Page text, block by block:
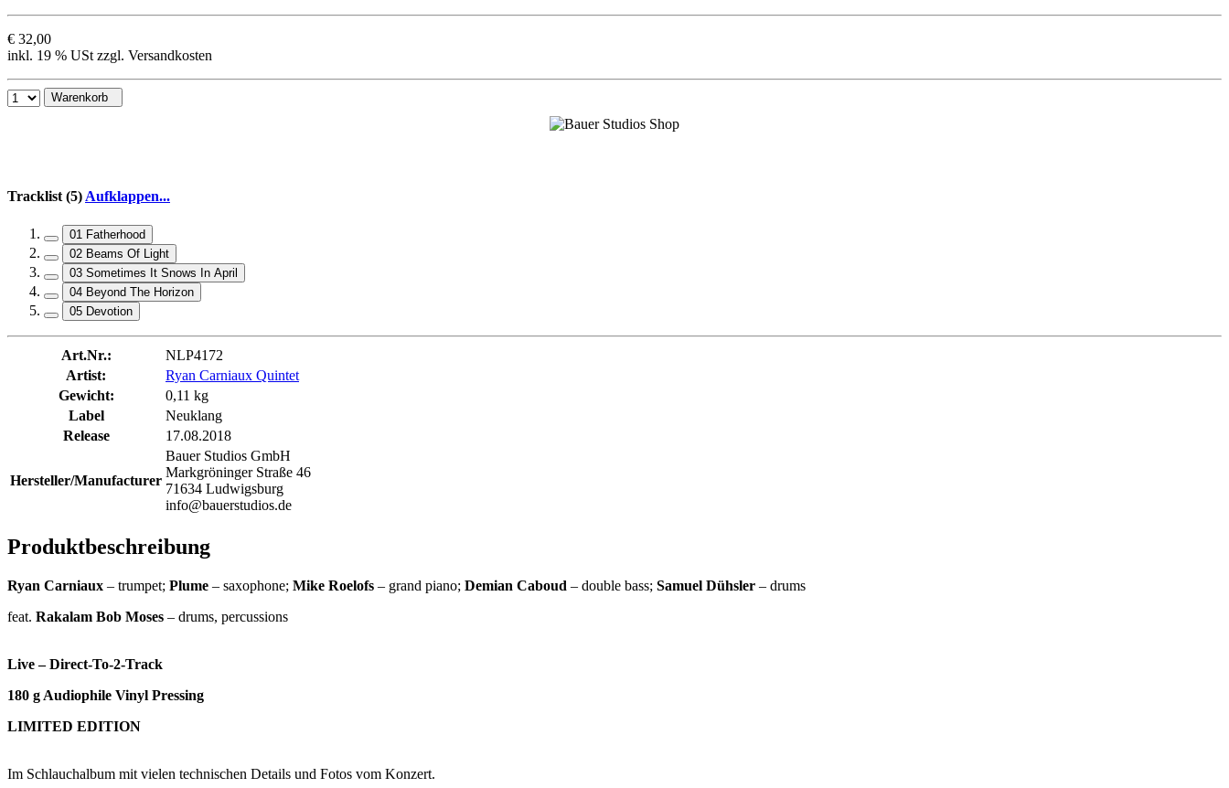
€ 32,00
inkl. 19 % USt zzgl. Versandkosten
Warenkorb
Tracklist (5)Aufklappen...
01 Fatherhood
02 Beams Of Light
03 Sometimes It Snows In April
04 Beyond The Horizon
05 Devotion
Art.Nr.:
NLP4172
Artist:
Ryan Carniaux Quintet
Gewicht:
0,11 kg
Label
Neuklang
Release
17.08.2018
Hersteller/Manufacturer
Bauer Studios GmbH
Markgröninger Straße 46
71634 Ludwigsburg
info@bauerstudios.de
Produktbeschreibung
Ryan Carniaux – trumpet; Plume – saxophone; Mike Roelofs – grand piano; Demian Caboud – double bass; Samuel Dühsler – drums
feat. Rakalam Bob Moses – drums, percussions
Live – Direct-To-2-Track
180 g Audiophile Vinyl Pressing
LIMITED EDITION
Im Schlauchalbum mit vielen technischen Details und Fotos vom Konzert.